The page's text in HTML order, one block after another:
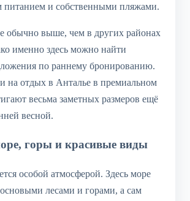
питанием и собственными пляжами.
обычно выше, чем в других районах
именно здесь можно найти
по раннему бронированию.
на отдых в Анталье в премиальном
весьма заметных размеров ещё
весной.
горы и красивые виды
особой атмосферой. Здесь море
лесами и горами, а сам